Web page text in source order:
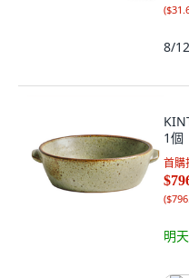
(
8/
1個
首購
(
明